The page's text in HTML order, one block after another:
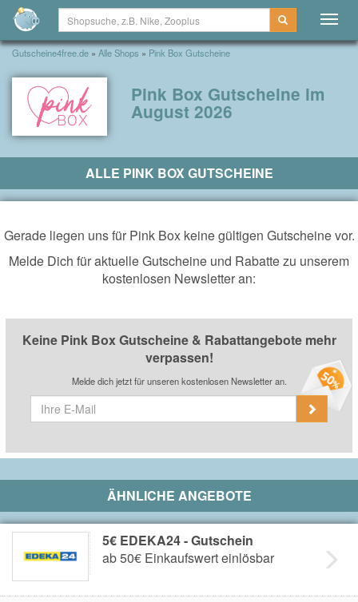
Gutscheine4free.de » Alle Shops » Pink Box Gutscheine
Pink Box Gutscheine im
August 2026
ALLE PINK BOX GUTSCHEINE
Gerade liegen uns für Pink Box keine gültigen Gutscheine vor.
Melde Dich für aktuelle Gutscheine und Rabatte zu unserem
kostenlosen Newsletter an:
Keine Pink Box Gutscheine & Rabattangebote mehr
verpassen!
Melde dich jetzt für unseren kostenlosen Newsletter an.
ÄHNLICHE ANGEBOTE
5€ EDEKA24 - Gutschein
ab 50€ Einkaufswert einlösbar